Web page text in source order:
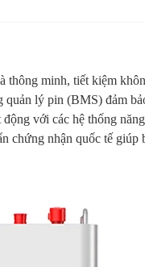
minh, tiết kiệm
lý pin (BMS) đảm
với các hệ thống
nhận quốc tế